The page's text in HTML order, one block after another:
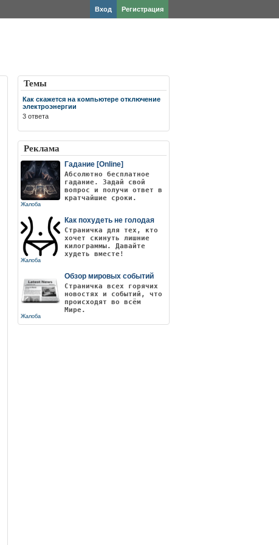
Регистрация
Вход
Темы
Как скажется на компьютере отключение
электроэнергии
3 ответа
Реклама
Гадание [Online]
Абсолютно бесплатное
гадание. Задай свой
вопрос и получи ответ в
кратчайшие сроки.
Жалоба
Как похудеть не голодая
Страничка для тех, кто
хочет скинуть лишние
килограммы. Давайте
худеть вместе!
Жалоба
Обзор мировых событий
Страничка всех горячих
новостях и событий, что
происходят во всём
Мире.
Жалоба